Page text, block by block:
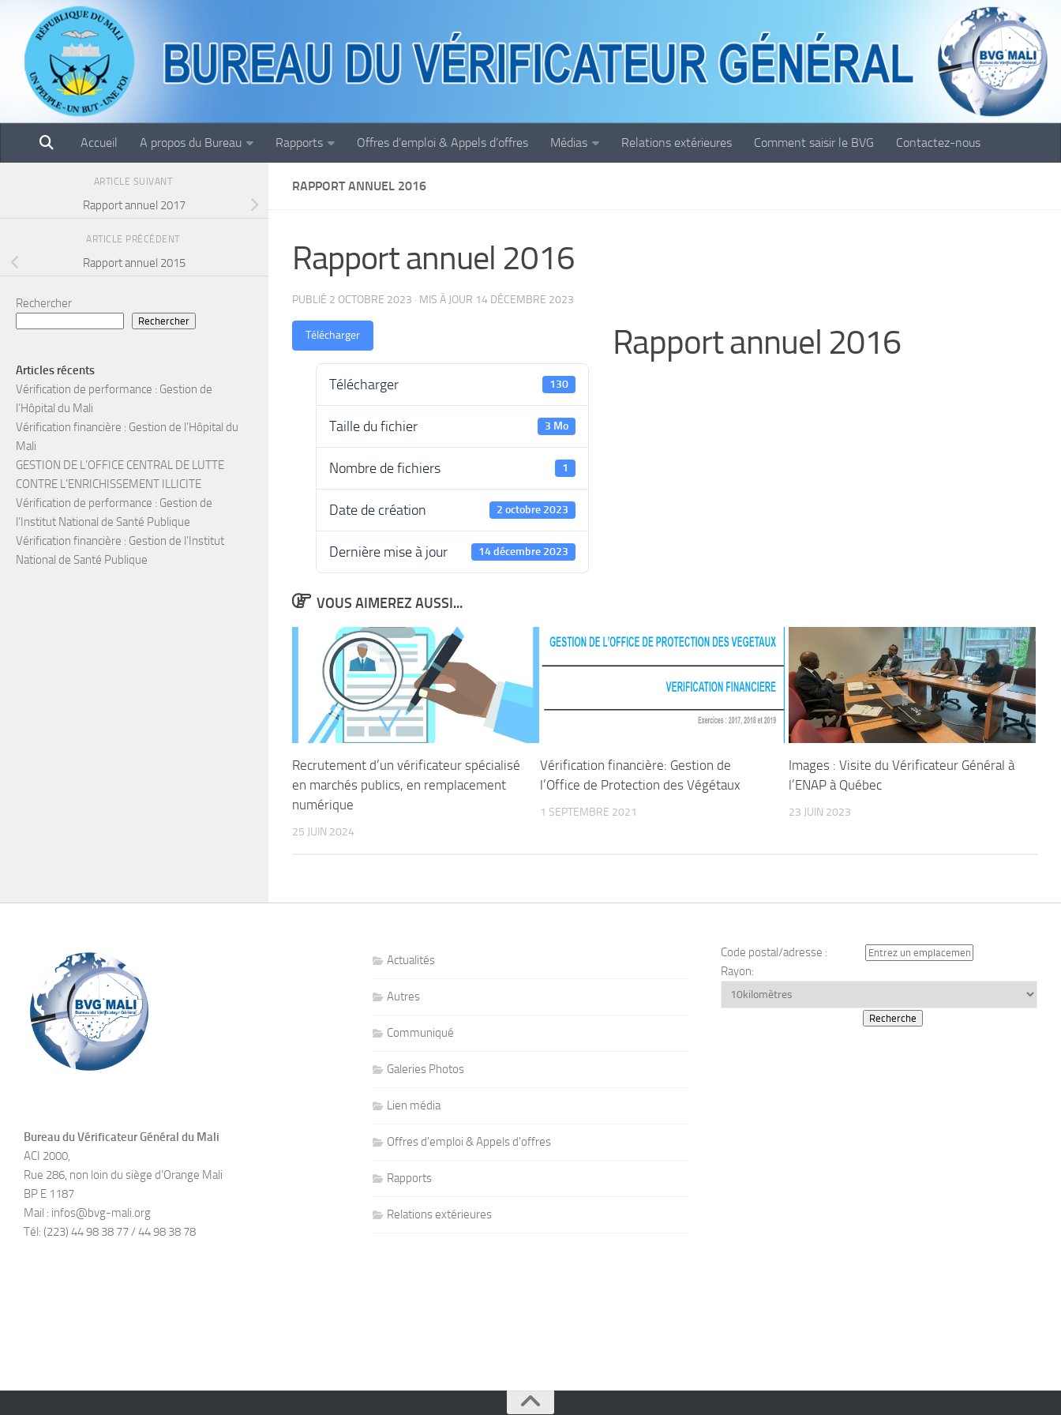
Skip to content
Accueil A propos du Bureau Rapports Offres d’emploi & Appels d’offres Médias Relations extérieures Comment saisir le BVG Contactez-nous
RAPPORT ANNUEL 2016
Rapport annuel 2016
PUBLIÉ 2 OCTOBRE 2023 · MIS À JOUR 14 DÉCEMBRE 2023
Télécharger
Télécharger 130
Taille du fichier 3 Mo
Nombre de fichiers 1
Date de création 2 octobre 2023
Dernière mise à jour 14 décembre 2023
Rapport annuel 2016
VOUS AIMEREZ AUSSI...
Recrutement d’un vérificateur spécialisé
en marchés publics, en remplacement
numérique
25 JUIN 2024
Vérification financière: Gestion de
l’Office de Protection des Végétaux
1 SEPTEMBRE 2021
Images : Visite du Vérificateur Général à
l’ENAP à Québec
23 JUIN 2023
ARTICLE SUIVANT
Rapport annuel 2017
ARTICLE PRÉCÉDENT
Rapport annuel 2015
Rechercher
Rechercher
Articles récents
Vérification de performance : Gestion de
l’Hôpital du Mali
Vérification financière : Gestion de l’Hôpital du
Mali
GESTION DE L’OFFICE CENTRAL DE LUTTE
CONTRE L’ENRICHISSEMENT ILLICITE
Vérification de performance : Gestion de
l’Institut National de Santé Publique
Vérification financière : Gestion de l’Institut
National de Santé Publique
Bureau du Vérificateur Général du Mali
ACI 2000,
Rue 286, non loin du siège d’Orange Mali
BP E 1187
Mail : infos@bvg-mali.org
Tél: (223) 44 98 38 77 / 44 98 38 78
Actualités
Autres
Communiqué
Galeries Photos
Lien média
Offres d'emploi & Appels d'offres
Rapports
Relations extérieures
Code postal/adresse :
Rayon: